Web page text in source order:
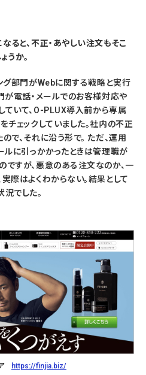
ると、不正・あやしい注文もそこ
うか。
グ部門がWebに関する戦略と実行
が電話・メールでのお客様対応や
ていて、O-PLUX導入前から専属
チェックしていました。社内の不正
で、それに沿う形で。 ただ、運用
ルに引っかかったときは管理職が
すが、悪意のある注文なのか、一
際はよくわからない。結果として
でした。
https://finjia.biz/